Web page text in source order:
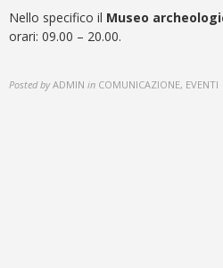
Nello specifico il Museo
orari: 09.00 – 20.00.
Posted by ADMIN in COMUNICAZIONE, EVENTI